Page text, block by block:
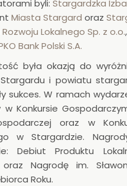
byli:Stargardzka
Miasta Stargard oraz
Lokalnego Sp. z o.o.
Bank Polski S.A.
była okazją do
i powiatu
sukces. W ramach
w Konkursie
oraz w
w Stargardzie.
Debiut Produktu
oraz Nagrodę im.
Roku.